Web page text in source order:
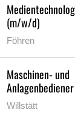
(m/w/d)
Föhren
Maschinen- und
Willstätt